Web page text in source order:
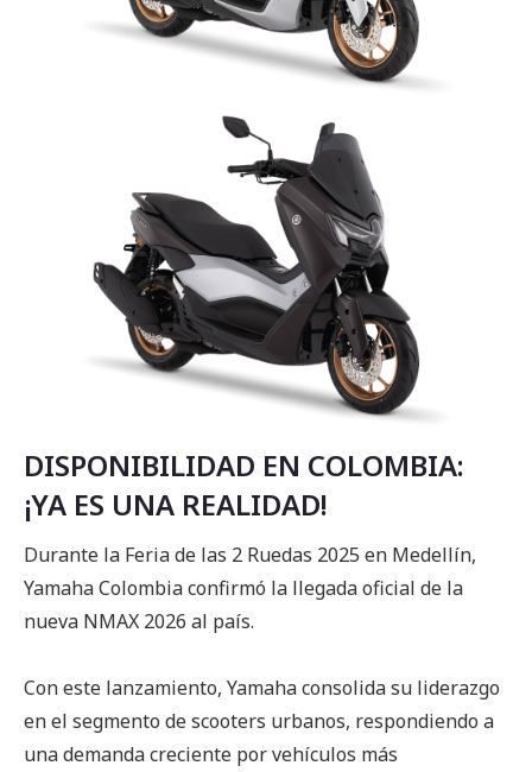
DISPONIBILIDAD EN COLOMBIA:
¡YA ES UNA REALIDAD!
Durante la Feria de las 2 Ruedas 2025 en Medellín,
Yamaha Colombia confirmó la llegada oficial de la
nueva NMAX 2026 al país.
Con este lanzamiento, Yamaha consolida su liderazgo
en el segmento de scooters urbanos, respondiendo a
una demanda creciente por vehículos más